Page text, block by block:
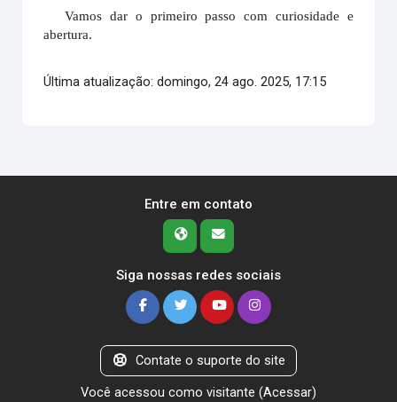
Vamos dar o primeiro passo com curiosidade e
abertura.
Última atualização: domingo, 24 ago. 2025, 17:15
Entre em contato
Siga nossas redes sociais
Contate o suporte do site
Você acessou como visitante (Acessar)